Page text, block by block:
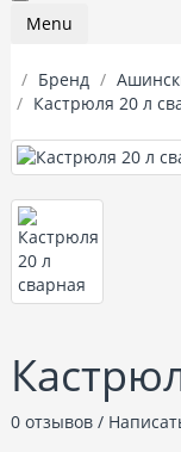
Menu
Бренд
Кастрюля 20 л
0 отзывов /